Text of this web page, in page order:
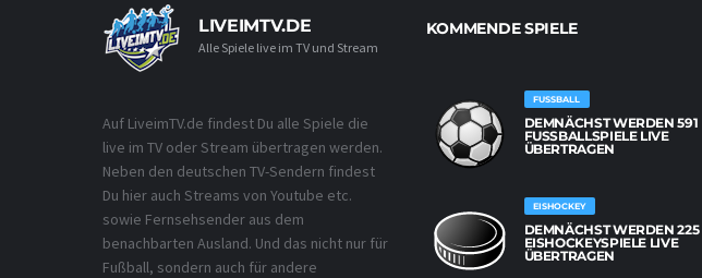
LIVEIMTV.DE
Alle Spiele live im TV und Stream
Auf LiveimTV.de findest Du alle Spiele die
live im TV oder Stream übertragen werden.
Neben den deutschen TV-Sendern findest
Du hier auch Streams von Youtube etc.
sowie Fernsehsender aus dem
benachbarten Ausland. Und das nicht nur für
Fußball, sondern auch für andere
KOMMENDE SPIELE
FUSSBALL
DEMNÄCHST WERDEN 591
FUSSBALLSPIELE LIVE Ü
BERTRAGEN
EISHOCKEY
DEMNÄCHST WERDEN 225
EISHOCKEYSPIELE LIVE
ÜBERTRAGEN